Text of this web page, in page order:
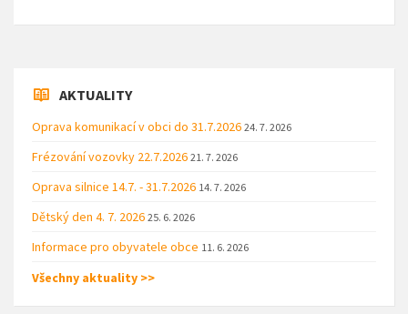
AKTUALITY
Oprava komunikací v obci do 31.7.2026 24. 7. 2026
Frézování vozovky 22.7.2026 21. 7. 2026
Oprava silnice 14.7. - 31.7.2026 14. 7. 2026
Dětský den 4. 7. 2026 25. 6. 2026
Informace pro obyvatele obce 11. 6. 2026
Všechny aktuality >>